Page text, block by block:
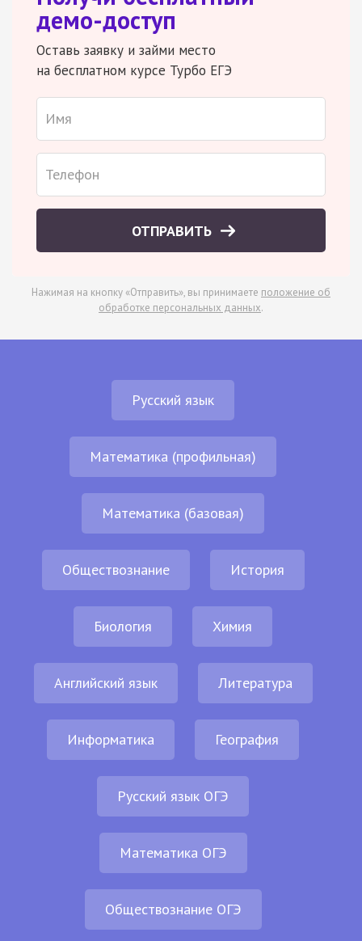
демо-доступ
Оставь заявку и займи место
на бесплатном курсе Турбо ЕГЭ
ОТПРАВИТЬ
Нажимая на кнопку «Отправить», вы принимаете положение об
обработке персональных данных.
Русский язык
Математика (профильная)
Математика (базовая)
Обществознание История
Биология Химия
Английский язык Литература
Информатика География
Русский язык ОГЭ
Математика ОГЭ
Обществознание ОГЭ